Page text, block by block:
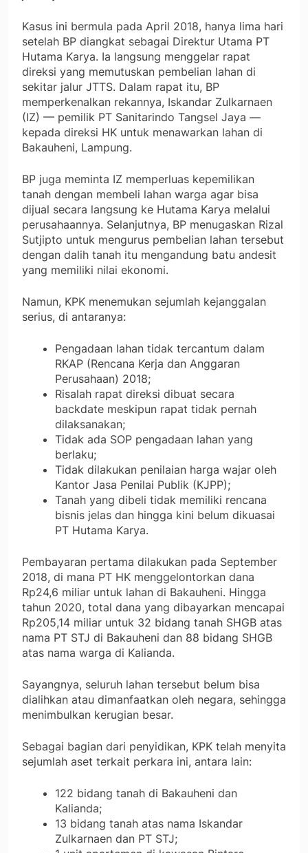
Kasus ini bermula pada April 2018, hanya lima hari
setelah BP diangkat sebagai Direktur Utama PT
Hutama Karya. Ia langsung menggelar rapat
direksi yang memutuskan pembelian lahan di
sekitar jalur JTTS. Dalam rapat itu, BP
memperkenalkan rekannya, Iskandar Zulkarnaen
(IZ) — pemilik PT Sanitarindo Tangsel Jaya —
kepada direksi HK untuk menawarkan lahan di
Bakauheni, Lampung.
BP juga meminta IZ memperluas kepemilikan
tanah dengan membeli lahan warga agar bisa
dijual secara langsung ke Hutama Karya melalui
perusahaannya. Selanjutnya, BP menugaskan Rizal
Sutjipto untuk mengurus pembelian lahan tersebut
dengan dalih tanah itu mengandung batu andesit
yang memiliki nilai ekonomi.
Namun, KPK menemukan sejumlah kejanggalan
serius, di antaranya:
Pengadaan lahan tidak tercantum dalam
RKAP (Rencana Kerja dan Anggaran
Perusahaan) 2018;
Risalah rapat direksi dibuat secara
backdate meskipun rapat tidak pernah
dilaksanakan;
Tidak ada SOP pengadaan lahan yang
berlaku;
Tidak dilakukan penilaian harga wajar oleh
Kantor Jasa Penilai Publik (KJPP);
Tanah yang dibeli tidak memiliki rencana
bisnis jelas dan hingga kini belum dikuasai
PT Hutama Karya.
Pembayaran pertama dilakukan pada September
2018, di mana PT HK menggelontorkan dana
Rp24,6 miliar untuk lahan di Bakauheni. Hingga
tahun 2020, total dana yang dibayarkan mencapai
Rp205,14 miliar untuk 32 bidang tanah SHGB atas
nama PT STJ di Bakauheni dan 88 bidang SHGB
atas nama warga di Kalianda.
Sayangnya, seluruh lahan tersebut belum bisa
dialihkan atau dimanfaatkan oleh negara, sehingga
menimbulkan kerugian besar.
Sebagai bagian dari penyidikan, KPK telah menyita
sejumlah aset terkait perkara ini, antara lain:
122 bidang tanah di Bakauheni dan
Kalianda;
13 bidang tanah atas nama Iskandar
Zulkarnaen dan PT STJ;